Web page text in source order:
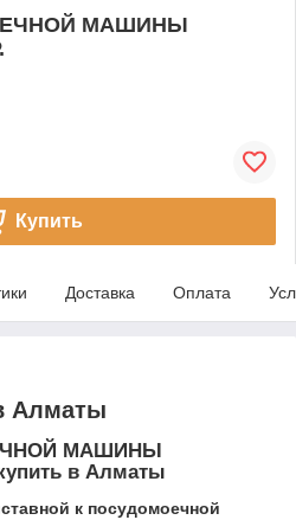
МАШИНЫ
Купить
Доставка Оплата
Алматы
МАШИНЫ
в Алматы
к посудомоечной